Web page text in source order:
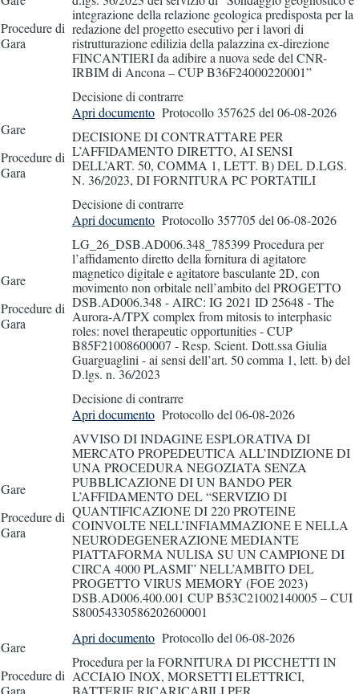
Procedure di
Gara
integrazione della relazione geologica predisposta per la
redazione del progetto esecutivo per i lavori di
ristrutturazione edilizia della palazzina ex-direzione
FINCANTIERI da adibire a nuova sede del CNR-
IRBIM di Ancona – CUP B36F24000220001”
Decisione di contrarre
Gare
Procedure di
Gara
Apri documento Protocollo 357625 del 06-08-2026
DECISIONE DI CONTRATTARE PER
L’AFFIDAMENTO DIRETTO, AI SENSI
DELL’ART. 50, COMMA 1, LETT. B) DEL D.LGS.
N. 36/2023, DI FORNITURA PC PORTATILI
Decisione di contrarre
Gare
Procedure di
Gara
Apri documento Protocollo 357705 del 06-08-2026
LG_26_DSB.AD006.348_785399 Procedura per
l’affidamento diretto della fornitura di agitatore
magnetico digitale e agitatore basculante 2D, con
movimento non orbitale nell’ambito del PROGETTO
DSB.AD006.348 - AIRC: IG 2021 ID 25648 - The
Aurora-A/TPX complex from mitosis to interphasic
roles: novel therapeutic opportunities - CUP
B85F21008600007 - Resp. Scient. Dott.ssa Giulia
Guarguaglini - ai sensi dell’art. 50 comma 1, lett. b) del
D.lgs. n. 36/2023
Decisione di contrarre
Gare
Procedure di
Gara
Apri documento Protocollodel 06-08-2026
AVVISO DI INDAGINE ESPLORATIVA DI
MERCATO PROPEDEUTICA ALL’INDIZIONE DI
UNA PROCEDURA NEGOZIATA SENZA
PUBBLICAZIONE DI UN BANDO PER
L’AFFIDAMENTO DEL “SERVIZIO DI
QUANTIFICAZIONE DI 220 PROTEINE
COINVOLTE NELL’INFIAMMAZIONE E NELLA
NEURODEGENERAZIONE MEDIANTE
PIATTAFORMA NULISA SU UN CAMPIONE DI
CIRCA 4000 PLASMI” NELL’AMBITO DEL
PROGETTO VIRUS MEMORY (FOE 2023)
DSB.AD006.400.001 CUP B53C21002140005 – CUI
S80054330586202600001
Gare
Procedure di
Gara
Apri documento Protocollodel 06-08-2026
Procedura per la FORNITURA DI PICCHETTI IN
ACCIAIO INOX, MORSETTI ELETTRICI,
BATTERIE RICARICABILI PER